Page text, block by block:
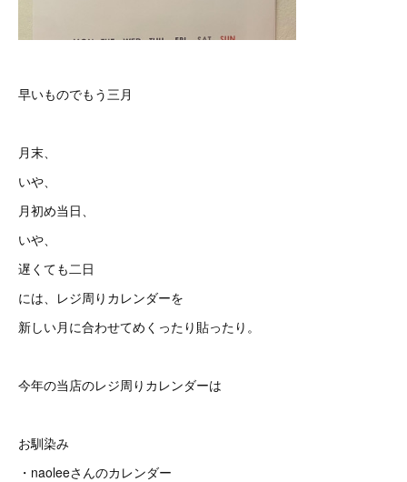
早いものでもう三月
月末、
いや、
月初め当日、
いや、
遅くても二日
には、レジ周りカレンダーを
新しい月に合わせてめくったり貼ったり。
今年の当店のレジ周りカレンダーは
お馴染み
・naoleeさんのカレンダー